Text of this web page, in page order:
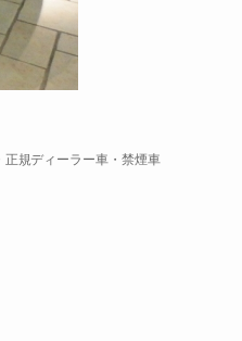
規ディーラー車・禁煙車